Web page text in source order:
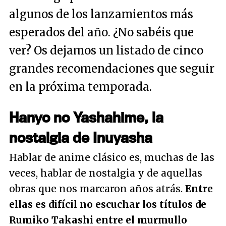
algunos de los lanzamientos más
esperados del año. ¿No sabéis que
ver? Os dejamos un listado de cinco
grandes recomendaciones que seguir
en la próxima temporada.
Hanyo no Yashahime, la
nostalgia de Inuyasha
Hablar de anime clásico es, muchas de las
veces, hablar de nostalgia y de aquellas
obras que nos marcaron años atrás. Entre
ellas es difícil no escuchar los títulos de
Rumiko Takashi entre el murmullo